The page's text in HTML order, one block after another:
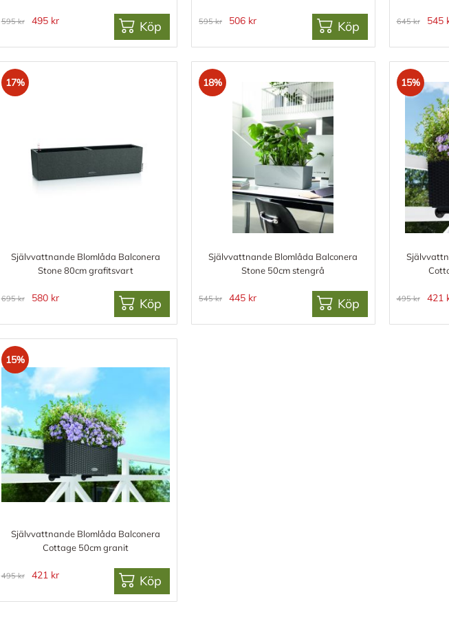
595 kr 495 kr Köp 595 kr 506 kr Köp 645 kr 545
17%
Självvattnande Blomlåda Balconera
Stone 80cm grafitsvart
695 kr 580 kr Köp
18%
Självvattnande Blomlåda Balconera
Stone 50cm stengrå
545 kr 445 kr Köp
15%
495 kr 421
15%
Självvattnande Blomlåda Balconera
Cottage 50cm granit
495 kr 421 kr Köp